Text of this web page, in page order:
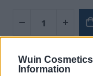
Wuin
Information
Añadir a la